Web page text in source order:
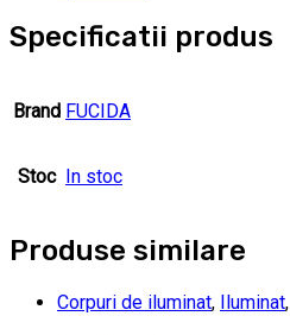
Specificatii produs
Brand FUCIDA
Stoc In stoc
Produse similare
Corpuri de iluminat, Iluminat,